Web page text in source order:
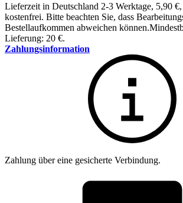
Lieferzeit in Deutschland 2-3 Werktage, 5,90
kostenfrei. Bitte beachten Sie, dass
Bestellaufkommen abweichen können.
Lieferung: 20 €.
Zahlungsinformation
Zahlung über eine gesicherte Verbindung.